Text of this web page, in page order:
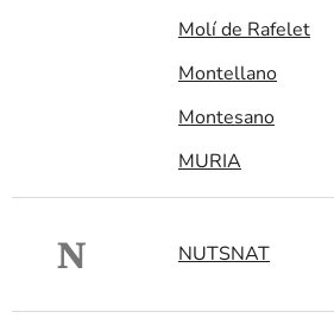
Molí de Rafelet
Montellano
Montesano
MURIA
N NUTSNAT